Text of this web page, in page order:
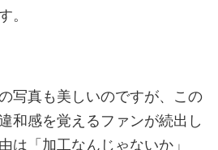
。
写真も美しいのですが、この
和感を覚えるファンが続出し
は「加工なんじゃないか」